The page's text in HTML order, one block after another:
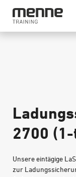
2700
Unsere eintägige
zur